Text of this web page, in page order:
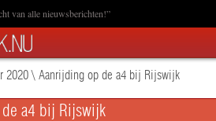
van alle nieuwsberichten!”
2020\ Aanrijding op de a4 bij Rijswijk
a4 bij Rijswijk